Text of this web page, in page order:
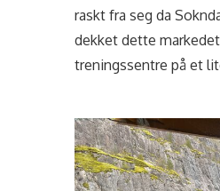
raskt fra seg da
dekket dette
treningssentre på et